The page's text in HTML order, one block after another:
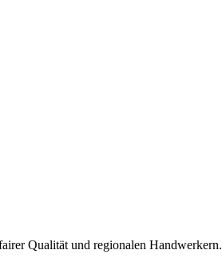
Qualität und regionalen Handwerkern.